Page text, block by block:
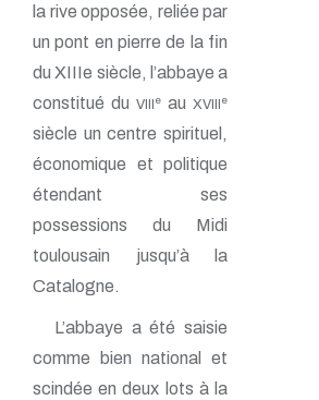
la rive opposée, reliée par
un pont en pierre de la fin
du XIIIe siècle, l’abbaye a
constitué du VIII e au XVIII e
siècle un centre spirituel,
économique et politique
étendant ses
possessions du Midi
toulousain jusqu’à la
Catalogne.
L’abbaye a été saisie
comme bien national et
scindée en deux lots à la